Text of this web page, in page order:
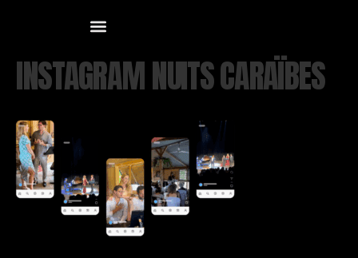
INSTAGRAM NUITS CARAÏBES